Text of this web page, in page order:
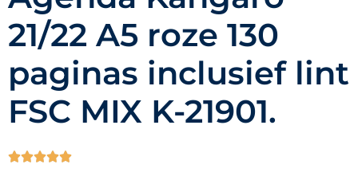
21/22 A5 roze 130
paginas inclusief lint
FSC MIX K-21901.
